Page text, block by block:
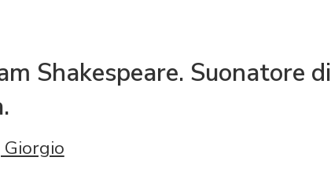
Shakespeare. Suonatore di